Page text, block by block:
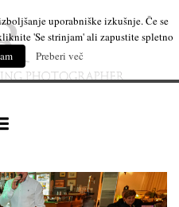
uporabniške izkušnje. Če se
'Se strinjam' ali zapustite spletno
Preberi več